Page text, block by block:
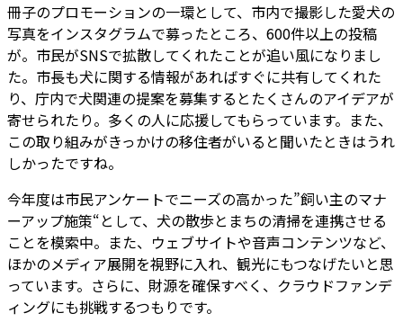
冊子のプロモーションの一環として、市内で撮影した愛犬の
写真をインスタグラムで募ったところ、600件以上の投稿
が。市民がSNSで拡散してくれたことが追い風になりまし
た。市長も犬に関する情報があればすぐに共有してくれた
り、庁内で犬関連の提案を募集するとたくさんのアイデアが
寄せられたり。多くの人に応援してもらっています。また、
この取り組みがきっかけの移住者がいると聞いたときはうれ
しかったですね。
今年度は市民アンケートでニーズの高かった”飼い主のマナ
ーアップ施策“として、犬の散歩とまちの清掃を連携させる
ことを模索中。また、ウェブサイトや音声コンテンツなど、
ほかのメディア展開を視野に入れ、観光にもつなげたいと思
っています。さらに、財源を確保すべく、クラウドファンデ
ィングにも挑戦するつもりです。